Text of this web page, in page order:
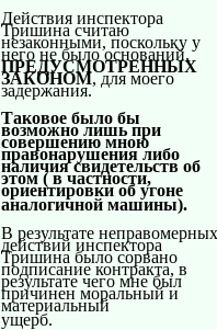
Действия инспектора
Тришина считаю
незаконными, поскольку у
него не было оснований,
ПРЕДУСМОТРЕННЫХ
ЗАКОНОМ, для моего
задержания.
Таковое было бы
возможно лишь при
совершению мною
правонарушения либо
наличия свидетельств об
этом ( в частности,
ориентировки об угоне
аналогичной машины).
В результате неправомерных
действий инспектора
Тришина было сорвано
подписание контракта, в
результате чего мне был
причинен моральный и
материальный
ущерб.